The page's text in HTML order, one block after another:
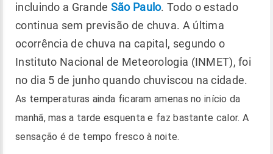
incluindo a Grande São Paulo. Todo o estado
continua sem previsão de chuva. A última
ocorrência de chuva na capital, segundo o
Instituto Nacional de Meteorologia (INMET), foi
no dia 5 de junho quando chuviscou na cidade.
As temperaturas ainda ficaram amenas no início da
manhã, mas a tarde esquenta e faz bastante calor. A
sensação é de tempo fresco à noite.